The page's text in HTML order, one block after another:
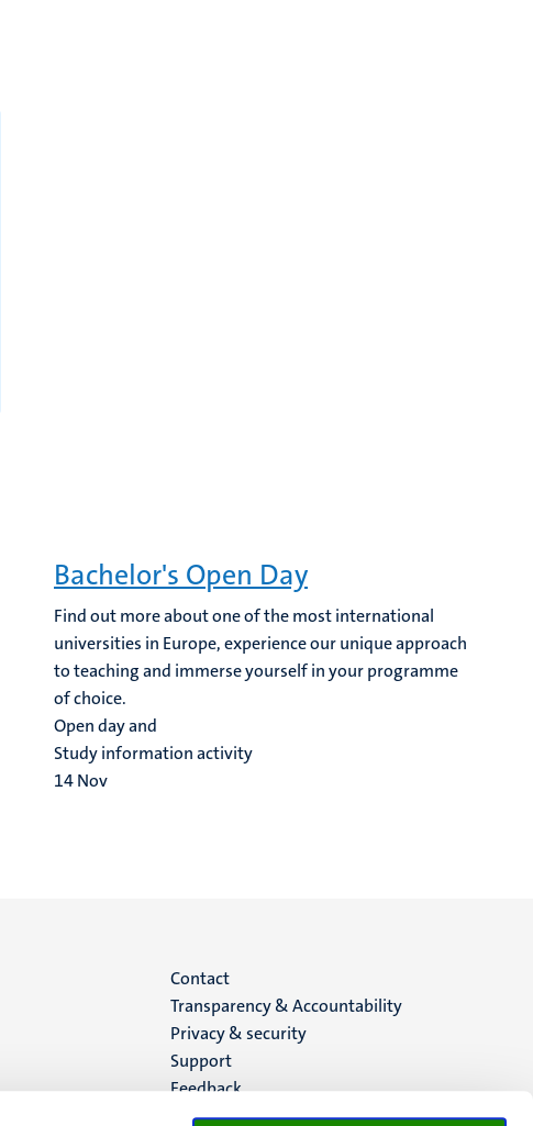
Bachelor's Open Day
Find out more about one of the most international
universities in Europe, experience our unique approach
to teaching and immerse yourself in your programme
of choice.
Open day and
Study information activity
14Nov
Menu
footer
(EN)
Contact
Transparency & Accountability
Privacy & security
Support
Feedback